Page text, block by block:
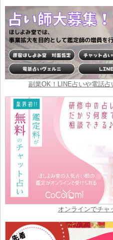
副業OK！LINE占いや電話
オンラインでチャ